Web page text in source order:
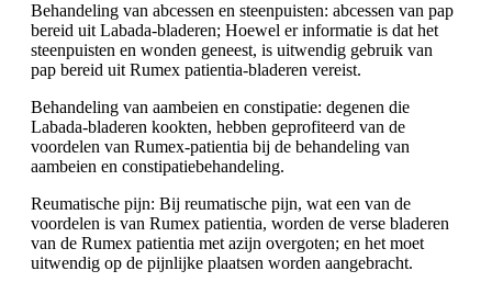
Behandeling van abcessen en steenpuisten: abcessen van pap
bereid uit Labada-bladeren; Hoewel er informatie is dat het
steenpuisten en wonden geneest, is uitwendig gebruik van
pap bereid uit Rumex patientia-bladeren vereist.
Behandeling van aambeien en constipatie: degenen die
Labada-bladeren kookten, hebben geprofiteerd van de
voordelen van Rumex-patientia bij de behandeling van
aambeien en constipatiebehandeling.
Reumatische pijn: Bij reumatische pijn, wat een van de
voordelen is van Rumex patientia, worden de verse bladeren
van de Rumex patientia met azijn overgoten; en het moet
uitwendig op de pijnlijke plaatsen worden aangebracht.